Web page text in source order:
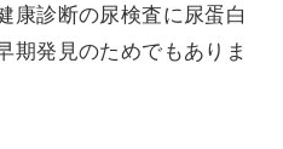
康診断の尿検査に尿蛋白
期発見のためでもありま